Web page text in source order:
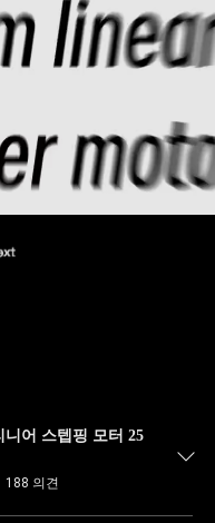
니어 스텝핑 모터 25
188 의견